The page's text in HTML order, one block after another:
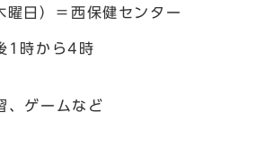
日）＝西保健センター
時から4時
、ゲームなど